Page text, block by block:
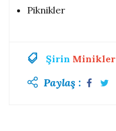
Piknikler
Şirin Minikler
Paylaş :